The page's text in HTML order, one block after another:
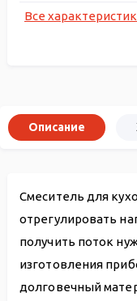
Все
Описание
Смеситель для
отрегулировать
получить поток
изготовления
долговечный